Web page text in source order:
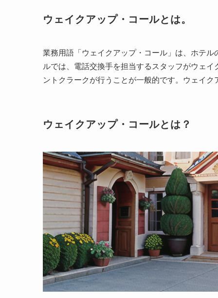
ウェイクアップ・コールとは。
業務用語「ウェイクアップ・コール」は、ホテ
ルでは、電話交換手を担当するスタッフがウェ
ントクラークが行うことが一般的です。ウェイ
ウェイクアップ・コールとは？